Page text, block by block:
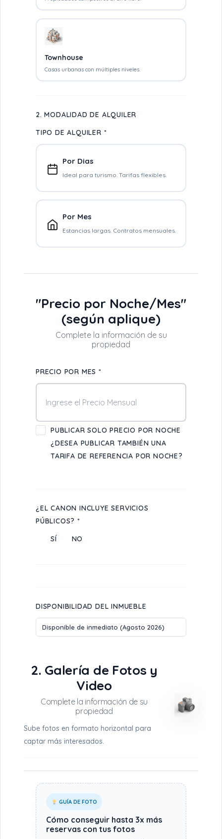
Townhouse
Casas urbanas con múltiples niveles.
2. MODALIDAD DE ALQUILER
TIPO DE ALQUILER *
Por Dias
Ideal para turismo. Tarifas flexibles.
Por Mes
Estancias largas. Contratos mensuales.
"Precio por Noche/Mes"
(según aplique)
PRECIO POR MES *
PUBLICAR SOLO PRECIO POR NOCHE
¿DESEA PUBLICAR TAMBIÉN UNA
TARIFA DE REFERENCIA POR NOCHE?
¿EL CANON INCLUYE SERVICIOS
PÚBLICOS? *
SÍ
NO
DISPONIBILIDAD DEL INMUEBLE
2. Galería de Fotos y
Video
Sube fotos en formato horizontal para
captar más interesados.
GUÍA DE FOTO
Cómo conseguir hasta 3x más
reservas con tus fotos